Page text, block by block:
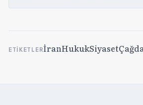
ETIKETLERİranHukukSiyaset